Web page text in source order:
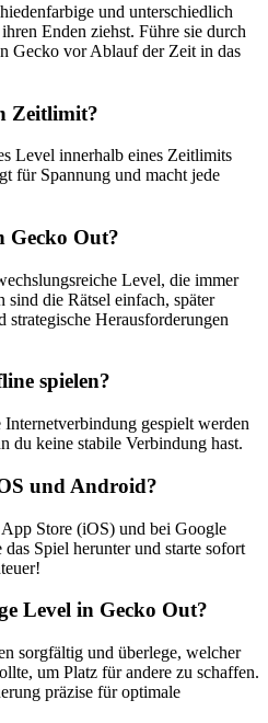
und unterschiedlich
Enden ziehst. Führe sie durch
Gecko vor Ablauf der Zeit in das
Zeitlimit?
Level innerhalb eines Zeitlimits
für Spannung und macht jede
Gecko Out?
Level, die immer
die Rätsel einfach, später
Herausforderungen
spielen?
gespielt werden
du keine stabile Verbindung hast.
und Android?
Store (iOS) und bei Google
Spiel herunter und starte sofort
Level in Gecko Out?
sorgfältig und überlege, welcher
um Platz für andere zu schaffen.
präzise für optimale